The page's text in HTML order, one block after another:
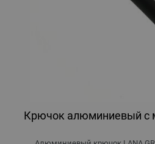
Крючок алюминиевый с